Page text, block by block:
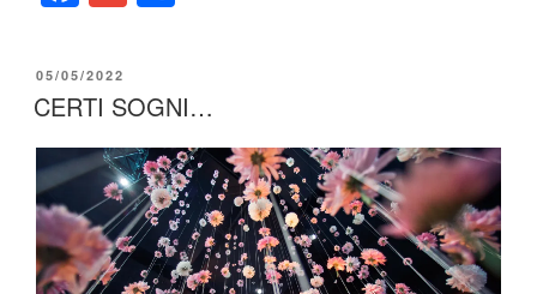
a
c
e
b
o
o
k
m
di
vi
di
PUBBLICATO
IL
05/05/2022
CERTI SOGNI…